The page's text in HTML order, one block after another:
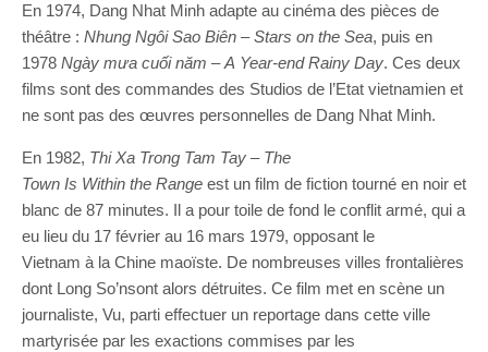
En 1974, Dang Nhat Minh adapte au cinéma des pièces de
théâtre : Nhung NgôiSao Biên –Stars on the Sea, puis en
1978 Ngày mưa cuối năm –A Year-endRainy Day. Ces deux
films sont des commandes des Studios de l’Etat vietnamien et
ne sont pas des œuvres personnelles de Dang Nhat Minh.
En 1982, Thi Xa Trong Tam Tay – The
Town Is Within the Range est un film de fiction tourné en noir et
blanc de 87 minutes. Il a pour toile de fond le conflit armé, qui a
eu lieu du 17 février au 16 mars 1979, opposant le
Vietnam à la Chine maoïste. De nombreuses villes frontalières
dont Long So’nsont alors détruites. Ce film met en scène un
journaliste, Vu, parti effectuer un reportage dans cette ville
martyrisée par les exactions commises par les